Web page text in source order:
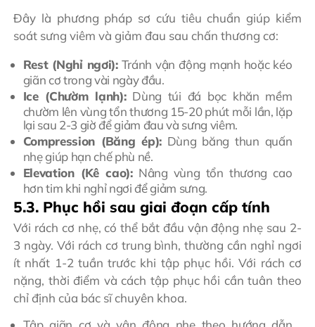
Đây là phương pháp sơ cứu tiêu chuẩn giúp kiểm
soát sưng viêm và giảm đau sau chấn thương cơ:
Rest (Nghỉ ngơi):Tránh vận động mạnh hoặc kéo
giãn cơ trong vài ngày đầu.
Ice (Chườm lạnh):Dùng túi đá bọc khăn mềm
chườm lên vùng tổn thương 15-20 phút mỗi lần, lặp
lại sau 2-3 giờ để giảm đau và sưng viêm.
Compression (Băng ép):Dùng băng thun quấn
nhẹ giúp hạn chế phù nề.
Elevation (Kê cao):Nâng vùng tổn thương cao
hơn tim khi nghỉ ngơi để giảm sưng.
5.3. Phục hồi sau giai đoạn cấp tính
Với rách cơ nhẹ, có thể bắt đầu vận động nhẹ sau 2-
3 ngày. Với rách cơ trung bình, thường cần nghỉ ngơi
ít nhất 1-2 tuần trước khi tập phục hồi. Với rách cơ
nặng, thời điểm và cách tập phục hồi cần tuân theo
chỉ định của bác sĩ chuyên khoa.